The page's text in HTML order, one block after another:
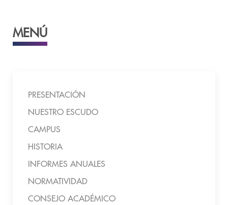
MENÚ
PRESENTACIÓN
NUESTRO ESCUDO
CAMPUS
HISTORIA
INFORMES ANUALES
NORMATIVIDAD
CONSEJO ACADÉMICO